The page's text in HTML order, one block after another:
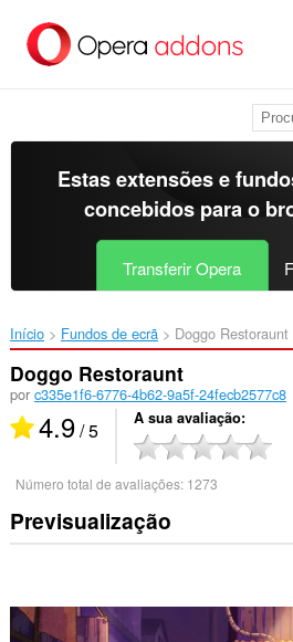
para
Estas extensões e
concebidos para o
Transferir Opera
Início Fundos de ecrã Doggo Restoraunt‎
Doggo Restoraunt
por c335e1f6-6776-4b62-9a5f-24fecb2577c8
4.9/ 5 A sua avaliação
Número total de avaliações: 1273
Previsualização